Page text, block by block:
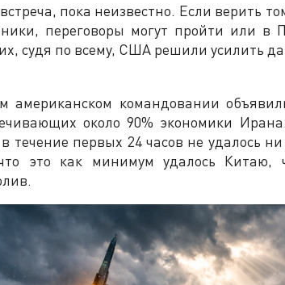
пока неизвестно. Если верить
переговоры могут пройти или
судя по всему, США решили усилить
американском командовании
около 90% экономики
течение первых 24 часов не удалось
это как минимум удалось Китаю,